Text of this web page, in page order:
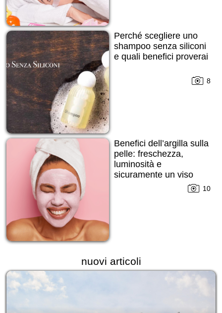
Perché scegliere uno
shampoo senza siliconi
e quali benefici proverai
8
Benefici dell’argilla sulla
pelle: freschezza,
luminosità e
sicuramente un viso
10
nuovi articoli